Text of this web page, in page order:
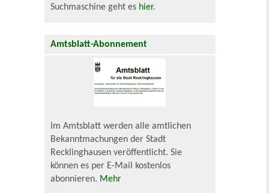
Suchmaschine geht es hier.
Amtsblatt-Abonnement
Im Amtsblatt werden alle amtlichen
Bekanntmachungen der Stadt
Recklinghausen veröffentlicht. Sie
können es per E-Mail kostenlos
abonnieren. Mehr